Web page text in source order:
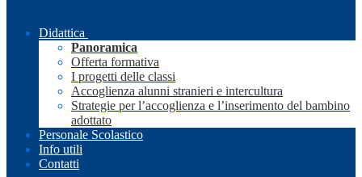
Didattica
Panoramica
Offerta formativa
I progetti delle classi
Accoglienza alunni stranieri e intercultura
Strategie per l’accoglienza e l’inserimento del bambino
adottato
Personale Scolastico
Info utili
Contatti